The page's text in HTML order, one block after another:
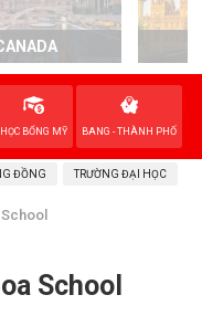
HỌC BỔNG MỸ BANG - THÀNH PHỐ
ĐỒNG TRƯỜNG ĐẠI HỌC
School